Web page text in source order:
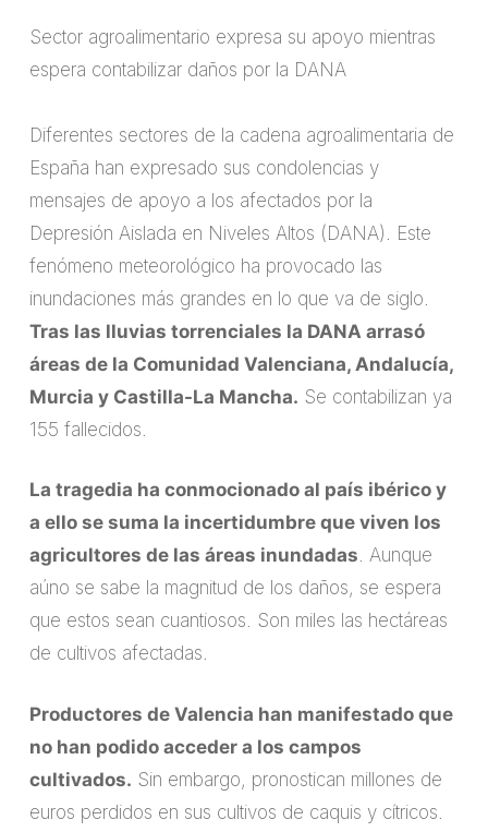
Sector agroalimentario expresa su apoyo mientras
espera contabilizar daños por la DANA
Diferentes sectores de la cadena agroalimentaria de
España han expresado sus condolencias y
mensajes de apoyo a los afectados por la
Depresión Aislada en Niveles Altos (DANA). Este
fenómeno meteorológico ha provocado las
inundaciones más grandes en lo que va de siglo.
Tras las lluvias torrenciales la DANA arrasó
áreas de la Comunidad Valenciana, Andalucía,
Murcia y Castilla-La Mancha. Se contabilizan ya
155 fallecidos.
La tragedia ha conmocionado al país ibérico y
a ello se suma la incertidumbre que viven los
agricultores de las áreas inundadas. Aunque
aúno se sabe la magnitud de los daños, se espera
que estos sean cuantiosos. Son miles las hectáreas
de cultivos afectadas.
Productores de Valencia han manifestado que
no han podido acceder a los campos
cultivados. Sin embargo, pronostican millones de
euros perdidos en sus cultivos de caquis y cítricos.